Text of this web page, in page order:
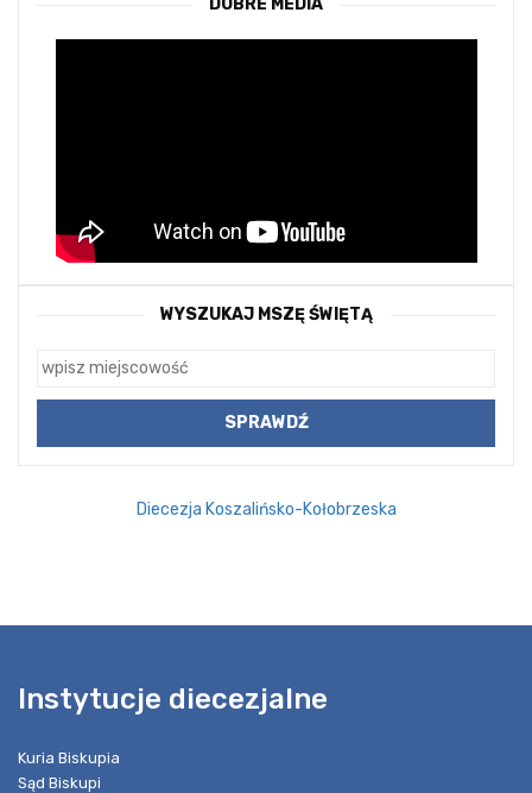
DOBRE MEDIA
WYSZUKAJ MSZĘ ŚWIĘTĄ
Diecezja Koszalińsko-Kołobrzeska
Instytucje diecezjalne
Kuria Biskupia
Sąd Biskupi